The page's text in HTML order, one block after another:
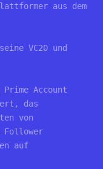
aus dem
VC20 und
Account
das
von
Follower
auf